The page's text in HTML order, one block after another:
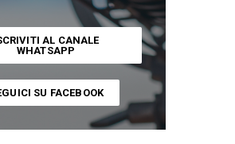
AL CANALE
WHATSAPP
SU FACEBOOK